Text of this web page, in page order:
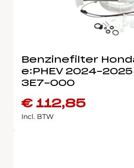
Benzinefilter
e:PHEV 2024-
3E7-000
€112,85
Incl. BTW